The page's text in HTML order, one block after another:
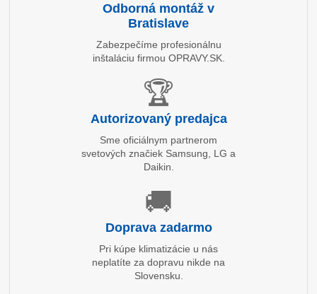
Odborná montáž v
Bratislave
Zabezpečíme profesionálnu
inštaláciu firmou OPRAVY.SK.
🏆
Autorizovaný predajca
Sme oficiálnym partnerom
svetových značiek Samsung, LG a
Daikin.
🚚
Doprava zadarmo
Pri kúpe klimatizácie u nás
neplatíte za dopravu nikde na
Slovensku.